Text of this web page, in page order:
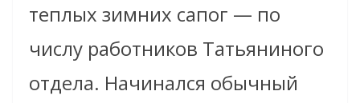
теплых зимних сапог — по
числу работников Татьяниного
отдела. Начинался обычный